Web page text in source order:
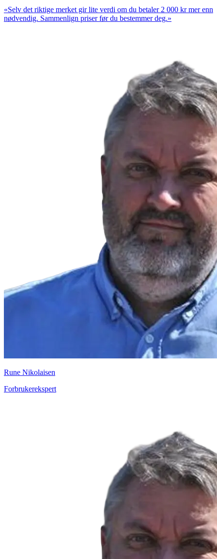
«Selv det riktige merket gir lite verdi om du betaler 2 000 kr mer enn
nødvendig. Sammenlign priser før du bestemmer deg.»
Rune Nikolaisen
Forbrukerekspert